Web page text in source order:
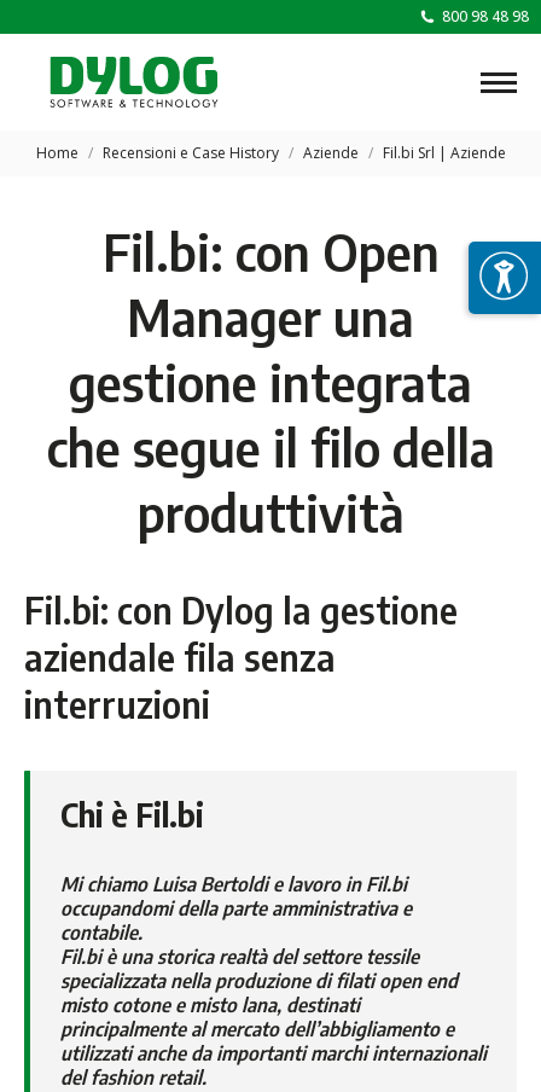
800 98 48 98
Tu sei qui:
Home Recensioni e Case History Aziende Fil.bi Srl | Aziende
Fil.bi: con Open
Manager una
gestione integrata
che segue il filo della
produttività
Fil.bi: con Dylog la gestione
aziendale fila senza
interruzioni
Chi è Fil.bi
Mi chiamo Luisa Bertoldi e lavoro in Fil.bi
occupandomi della parte amministrativa e
contabile.
Fil.bi è una storica realtà del settore tessile
specializzata nella produzione di filati open end
misto cotone e misto lana, destinati
principalmente al mercato dell’abbigliamento e
utilizzati anche da importanti marchi internazionali
del fashion retail.